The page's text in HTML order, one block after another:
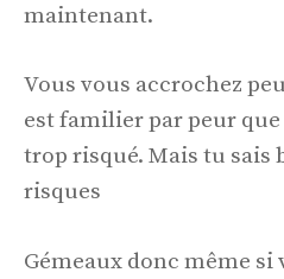
maintenant.
Vous vous accrochez
est familier par peur
trop risqué. Mais tu sais
risques
Gémeaux donc même si